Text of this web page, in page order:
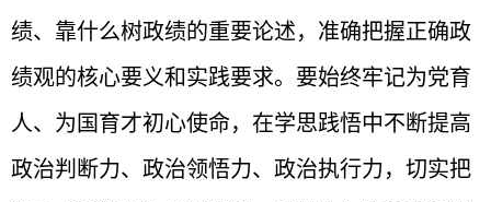
绩、靠什么树政绩的重要论述，准确把握正确政
绩观的核心要义和实践要求。要始终牢记为党育
人、为国育才初心使命，在学思践悟中不断提高
政治判断力、政治领悟力、政治执行力，切实把